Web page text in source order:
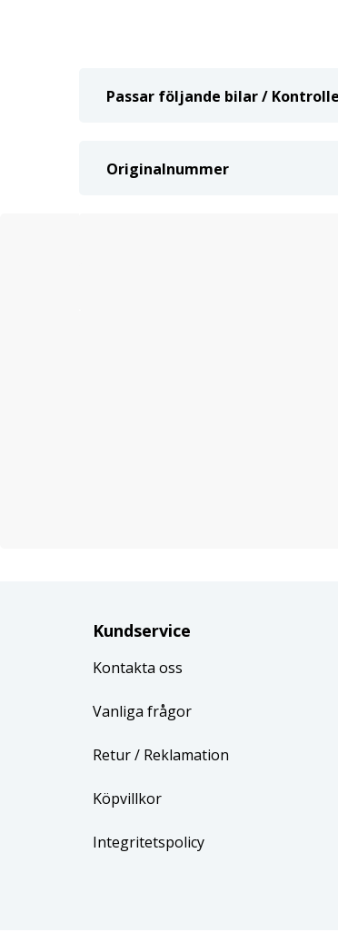
Passar följande bilar /
Originalnummer
Kundservice
Kontakta oss
Vanliga frågor
Retur/ Reklamation
Köpvillkor
Integritetspolicy